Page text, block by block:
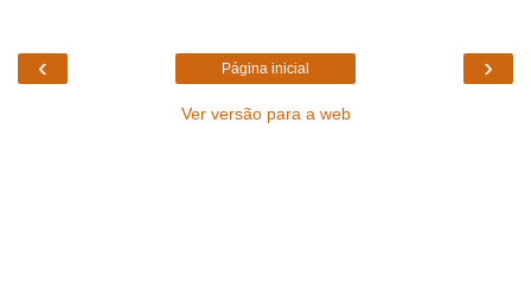
‹ ›
Página inicial
Ver versão para a web